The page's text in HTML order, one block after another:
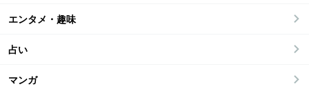
エンタメ・趣味
占い
マンガ